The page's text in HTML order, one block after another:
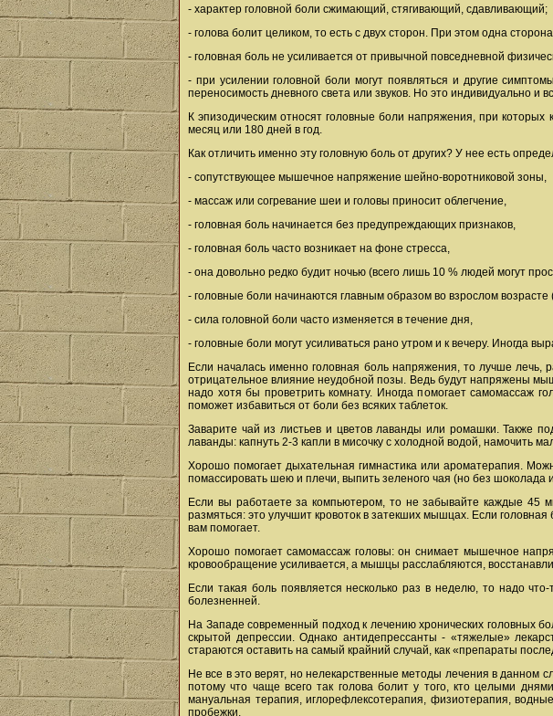
- характер головной боли сжимающий, стягивающий, сдавливающий;
- голова болит целиком, то есть с двух сторон. При этом одна
- головная боль не усиливается от привычной повседневной
- при усилении головной боли могут появляться и другие
переносимость дневного света или звуков. Но это индивидуально и
К эпизодическим относят головные боли напряжения, при
месяц или 180 дней в год.
Как отличить именно эту головную боль от других? У нее есть
- сопутствующее мышечное напряжение шейно-воротниковой зоны,
- массаж или согревание шеи и головы приносит облегчение,
- головная боль начинается без предупреждающих признаков,
- головная боль часто возникает на фоне стресса,
- она довольно редко будит ночью (всего лишь 10 % людей могут
- головные боли начинаются главным образом во взрослом возрасте
- сила головной боли часто изменяется в течение дня,
- головные боли могут усиливаться рано утром и к вечеру. Иногда
Если началась именно головная боль напряжения, то лучше
отрицательное влияние неудобной позы. Ведь будут напряжены
надо хотя бы проветрить комнату. Иногда помогает самомассаж
поможет избавиться от боли без всяких таблеток.
Заварите чай из листьев и цветов лаванды или ромашки. Также
лаванды: капнуть 2-3 капли в мисочку с холодной водой, намочить
Хорошо помогает дыхательная гимнастика или ароматерапия.
помассировать шею и плечи, выпить зеленого чая (но без шоколада
Если вы работаете за компьютером, то не забывайте каждые 45
размяться: это улучшит кровоток в затекших мышцах. Если
вам помогает.
Хорошо помогает самомассаж головы: он снимает мышечное
кровообращение усиливается, а мышцы расслабляются,
Если такая боль появляется несколько раз в неделю, то надо
болезненней.
На Западе современный подход к лечению хронических головных
скрытой депрессии. Однако антидепрессанты - «тяжелые»
стараются оставить на самый крайний случай, как «препараты
Не все в это верят, но нелекарственные методы лечения в данном
потому что чаще всего так голова болит у того, кто целыми
мануальная терапия, иглорефлексотерапия, физиотерапия,
пробежки.